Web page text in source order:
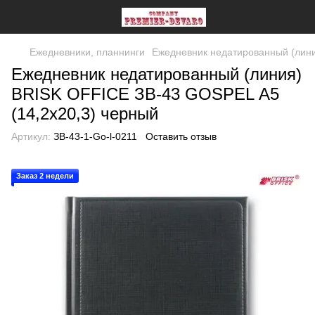
Ежедневники, планнинги Ежедневник недатированный
Ежедневник недатированный (линия)
BRISK OFFICE ЗВ-43 GOSPEL А5
(14,2х20,3) черный
Артикул: ЗВ-43-1-Go-l-0211 Оставить отзыв
Заказ 2 недели